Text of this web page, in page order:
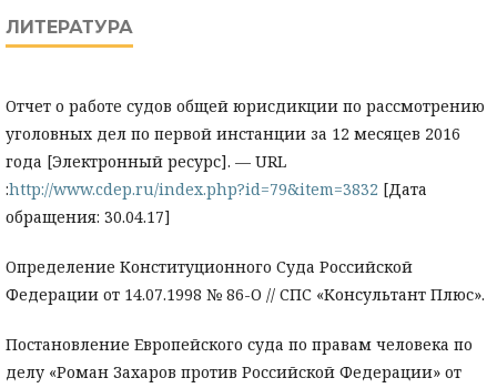
ЛИТЕРАТУРА
Отчет о работе судов общей юрисдикции по рассмотрению
уголовных дел по первой инстанции за 12 месяцев 2016
года [Электронный ресурс]. — URL
:http://www.cdep.ru/index.php?id=79&item=3832 [Дата
обращения: 30.04.17]
Определение Конституционного Суда Российской
Федерации от 14.07.1998 № 86-О // СПС «Консультант Плюс».
Постановление Европейского суда по правам человека по
делу «Роман Захаров против Российской Федерации» от